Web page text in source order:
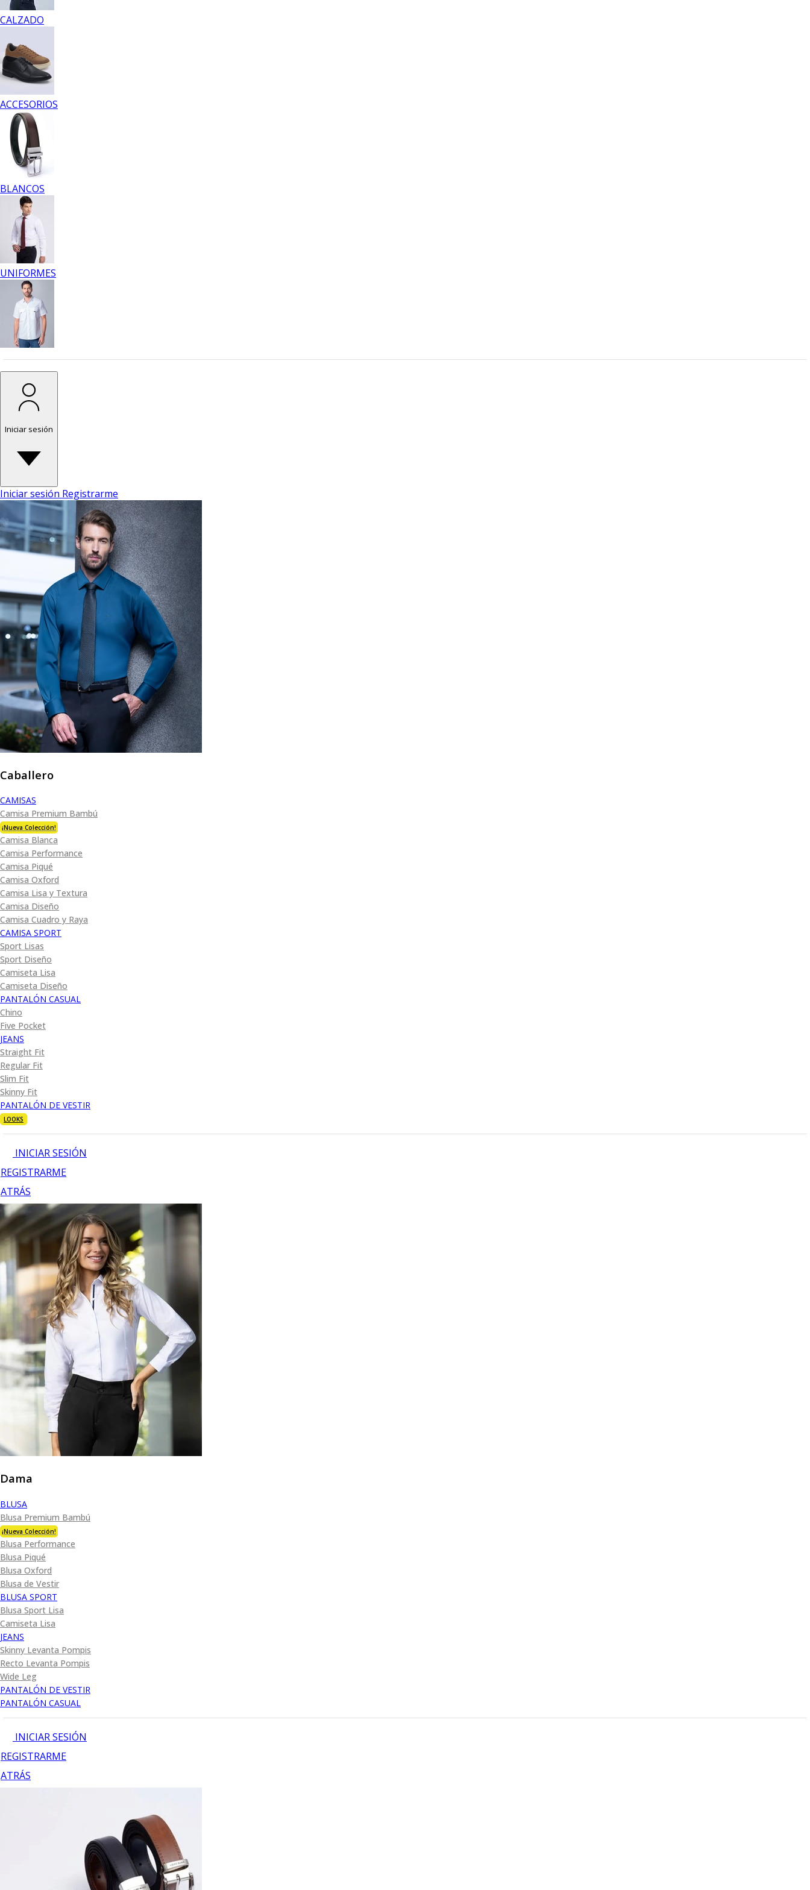
CALZADO
ACCESORIOS
BLANCOS
UNIFORMES
Iniciar sesión
Iniciar sesión Registrarme
Caballero
CAMISAS
Camisa Premium Bambú
¡Nueva Colección!
Camisa Blanca
Camisa Performance
Camisa Piqué
Camisa Oxford
Camisa Lisa y Textura
Camisa Diseño
Camisa Cuadro y Raya
CAMISA SPORT
Sport Lisas
Sport Diseño
Camiseta Lisa
Camiseta Diseño
PANTALÓN CASUAL
Chino
Five Pocket
JEANS
Straight Fit
Regular Fit
Slim Fit
Skinny Fit
PANTALÓN DE VESTIR
LOOKS
INICIAR SESIÓN
REGISTRARME
ATRÁS
Dama
BLUSA
Blusa Premium Bambú
¡Nueva Colección!
Blusa Performance
Blusa Piqué
Blusa Oxford
Blusa de Vestir
BLUSA SPORT
Blusa Sport Lisa
Camiseta Lisa
JEANS
Skinny Levanta Pompis
Recto Levanta Pompis
Wide Leg
PANTALÓN DE VESTIR
PANTALÓN CASUAL
INICIAR SESIÓN
REGISTRARME
ATRÁS